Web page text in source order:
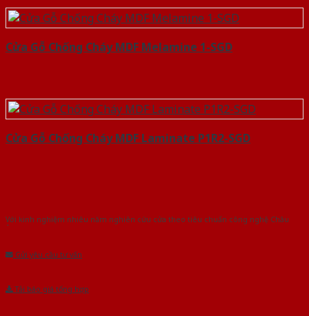
Cửa Gỗ Chống Cháy MDF Melamine 1-SGD
Cửa Gỗ Chống Cháy MDF Laminate P1R2-SGD
Với kinh nghiệm nhiêu năm nghiên cứu cửa theo tiêu chuẩn công nghệ Châu
Gửi yêu cầu tư vấn
Tải báo giá tổng hợp